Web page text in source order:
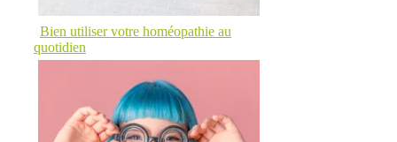
Bien utiliser votre homéopathie au
quotidien